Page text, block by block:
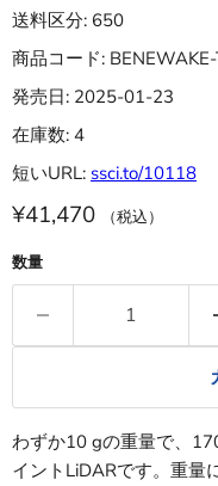
送料区分: 650
商品コード:
発売日: 2025-01-23
在庫数: 4
短いURL: ssci.to/10118
¥41,470 （税込）
数量
わずか10 gの重量で、
イントLiDARです。重量